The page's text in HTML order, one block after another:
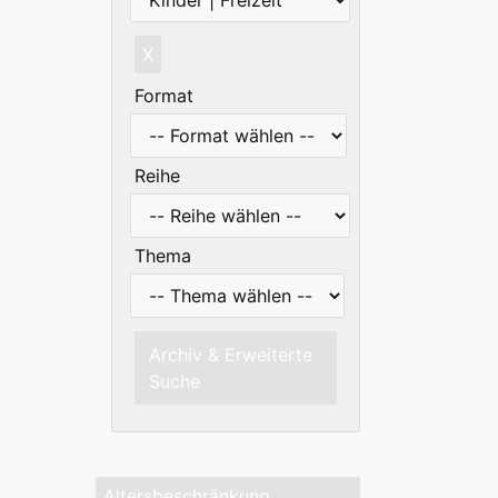
X
Format
Reihe
Thema
Archiv & Erweiterte
Suche